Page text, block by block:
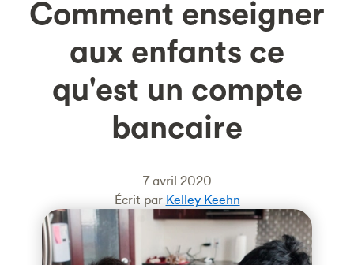
Comment enseigner
aux enfants ce
qu'est un compte
bancaire
7 avril 2020
Écrit par Kelley Keehn